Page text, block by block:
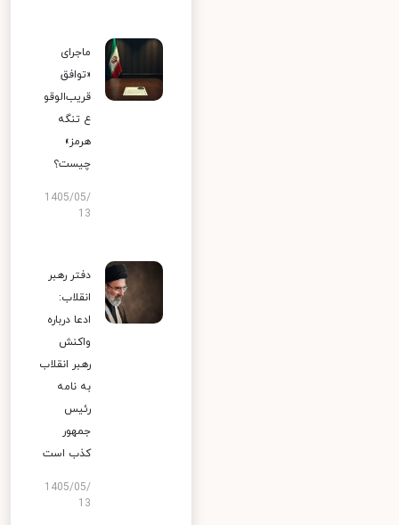
ماجرای
«توافق
قریب‌الوقو
ع تنگه
هرمز»
چیست؟
1405/05/
13
دفتر رهبر
انقلاب:
ادعا درباره
واکنش
رهبر انقلاب
به نامه
رئیس
جمهور
کذب است
1405/05/
13